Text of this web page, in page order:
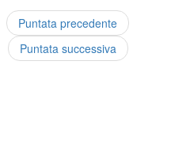
Puntata precedente
Puntata successiva